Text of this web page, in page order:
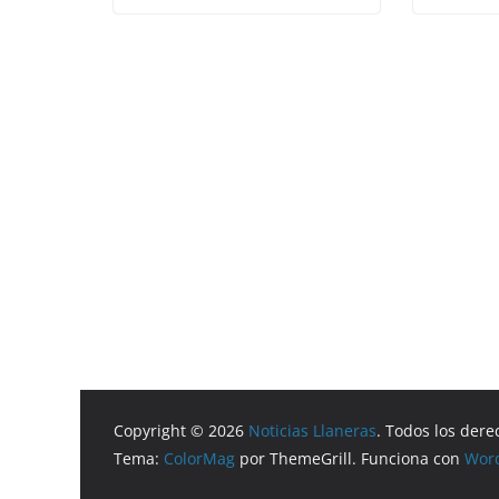
Copyright © 2026 Noticias Llaneras. Todos los
Tema: ColorMag por ThemeGrill. Funciona con